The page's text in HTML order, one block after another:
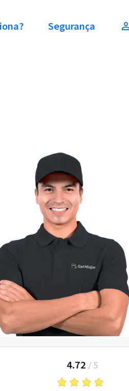
Segurança
4.72 / 5